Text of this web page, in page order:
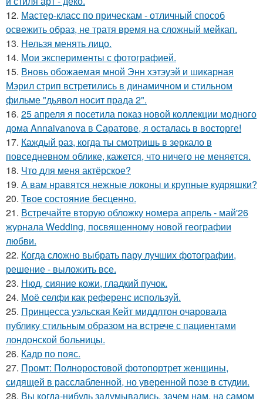
12. Мастер-класс по прическам - отличный способ
освежить образ, не тратя время на сложный мейкап.
13. Нельзя менять лицо.
14. Мои эксперименты с фотографией.
15. Вновь обожаемая мной Энн хэтэуэй и шикарная
Мэрил стрип встретились в динамичном и стильном
фильме "дьявол носит прада 2".
16. 25 апреля я посетила показ новой коллекции модного
дома Annaivanova в Саратове, я осталась в восторге!
17. Каждый раз, когда ты смотришь в зеркало в
повседневном облике, кажется, что ничего не меняется.
18. Что для меня актёрское?
19. А вам нравятся нежные локоны и крупные кудряшки?
20. Твое состояние бесценно.
21. Встречайте вторую обложку номера апрель - май'26
журнала Wedding, посвященному новой географии
любви.
22. Когда сложно выбрать пару лучших фотографии,
решение - выложить все.
23. Нюд, сияние кожи, гладкий пучок.
24. Моё селфи как референс используй.
25. Принцесса уэльская Кейт миддлтон очаровала
публику стильным образом на встрече с пациентами
лондонской больницы.
26. Кадр по пояс.
27. Промт: Полноростовой фотопортрет женщины,
сидящей в расслабленной, но уверенной позе в студии.
28. Вы когда-нибудь задумывались, зачем нам, на самом